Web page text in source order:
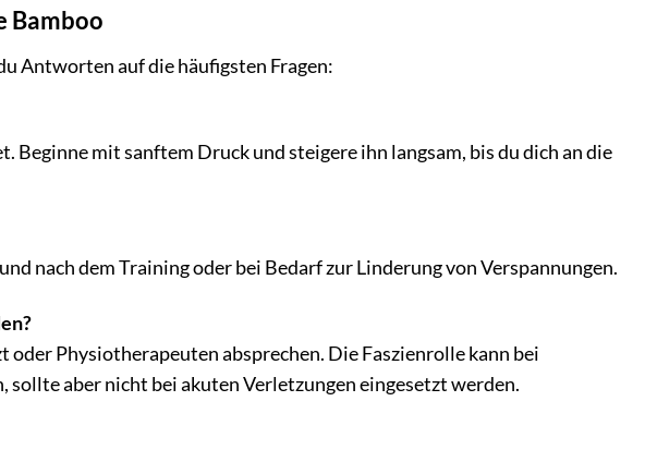
Bamboo
Antworten auf die häufigsten Fragen:
Beginne mit sanftem Druck und steigere ihn langsam, bis du dich an die
nach dem Training oder bei Bedarf zur Linderung von Verspannungen.
Physiotherapeuten absprechen. Die Faszienrolle kann bei
aber nicht bei akuten Verletzungen eingesetzt werden.